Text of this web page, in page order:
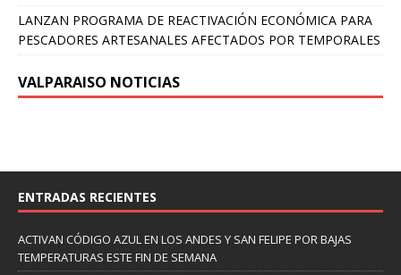
LANZAN PROGRAMA DE REACTIVACIÓN ECONÓMICA PARA
PESCADORES ARTESANALES AFECTADOS POR TEMPORALES
VALPARAISO NOTICIAS
ENTRADAS RECIENTES
ACTIVAN CÓDIGO AZUL EN LOS ANDES Y SAN FELIPE POR BAJAS
TEMPERATURAS ESTE FIN DE SEMANA